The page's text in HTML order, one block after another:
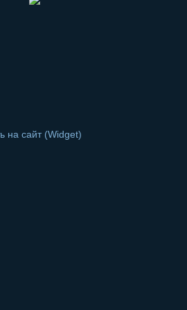
на сайт (Widget)